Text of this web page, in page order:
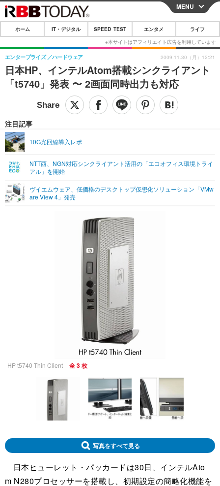
CLOSE
ホーム
IT・デジタル
IT・デジタルTOP スマートフォン
ショッピング その他
SPEED TEST
エンタメTOP 映画・ドラマ
グラビア
ショッピング その他
ライフTOP
その他
リリース一覧
MENU
ホーム IT・デジタル SPEED TEST エンタメ ライフ
日本HP、インテルAtom搭載シンクライアント
「t5740」発表 〜 2画面同時出力も対応
エンタープライズ ハードウェア
注目記事
10G光回線導入レポ
NTT西、NGN対応シンクライアント活用の「エコオフィス環境トライ
アル」を開始
ヴイエムウェア、低価格のデスクトップ仮想化ソリューション「VMw
are View 4」発売
2009.11.30（月）12:21
HP t5740 Thin Client 全 3 枚
写真をすべて見る
日本ヒューレット・パッカードは30日、インテルAto
m N280プロセッサーを搭載し、初期設定の簡略化機能を